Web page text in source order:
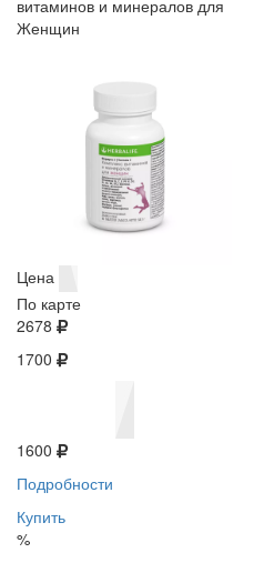
витаминов и минералов для
Женщин
Цена
По карте
2678
1700
1600
Подробности
Купить
%